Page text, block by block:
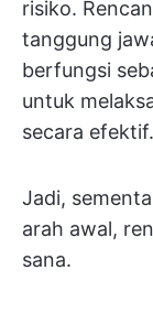
risiko.
tanggung
berfungsi
untuk
secara efektif.
Jadi,
arah awal,
sana.